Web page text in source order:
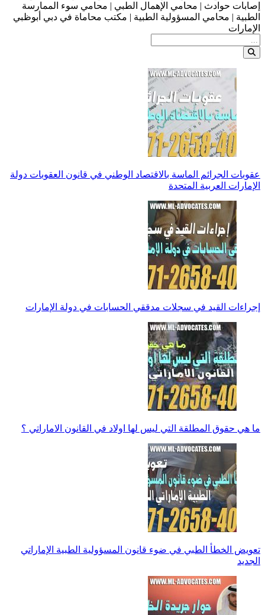
إصابات حوادث | محامي الإهمال الطبي | محامي سوء الممارسة
الطبية | محامي المسؤولية الطبية | مكتب محاماة في دبي أبوظبي
الإمارات
عقوبات الجرائم الماسة بالاقتصاد الوطني في قانون العقوبات دولة
الإمارات العربية المتحدة
إجراءات القيد في سجلات مدققي الحسابات في دولة الإمارات
ما هي حقوق المطلقة التي ليس لها اولاد في القانون الاماراتي ؟
تعويض الخطأ الطبي في ضوء قانون المسؤولية الطبية الإماراتي
الجديد